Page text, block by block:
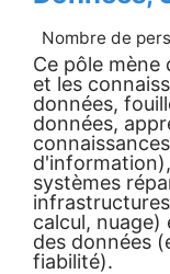
Nombre de
Ce pôle mène
et les
données,
données,
systèmes
calcul, nuage)
des données
fiabilité).